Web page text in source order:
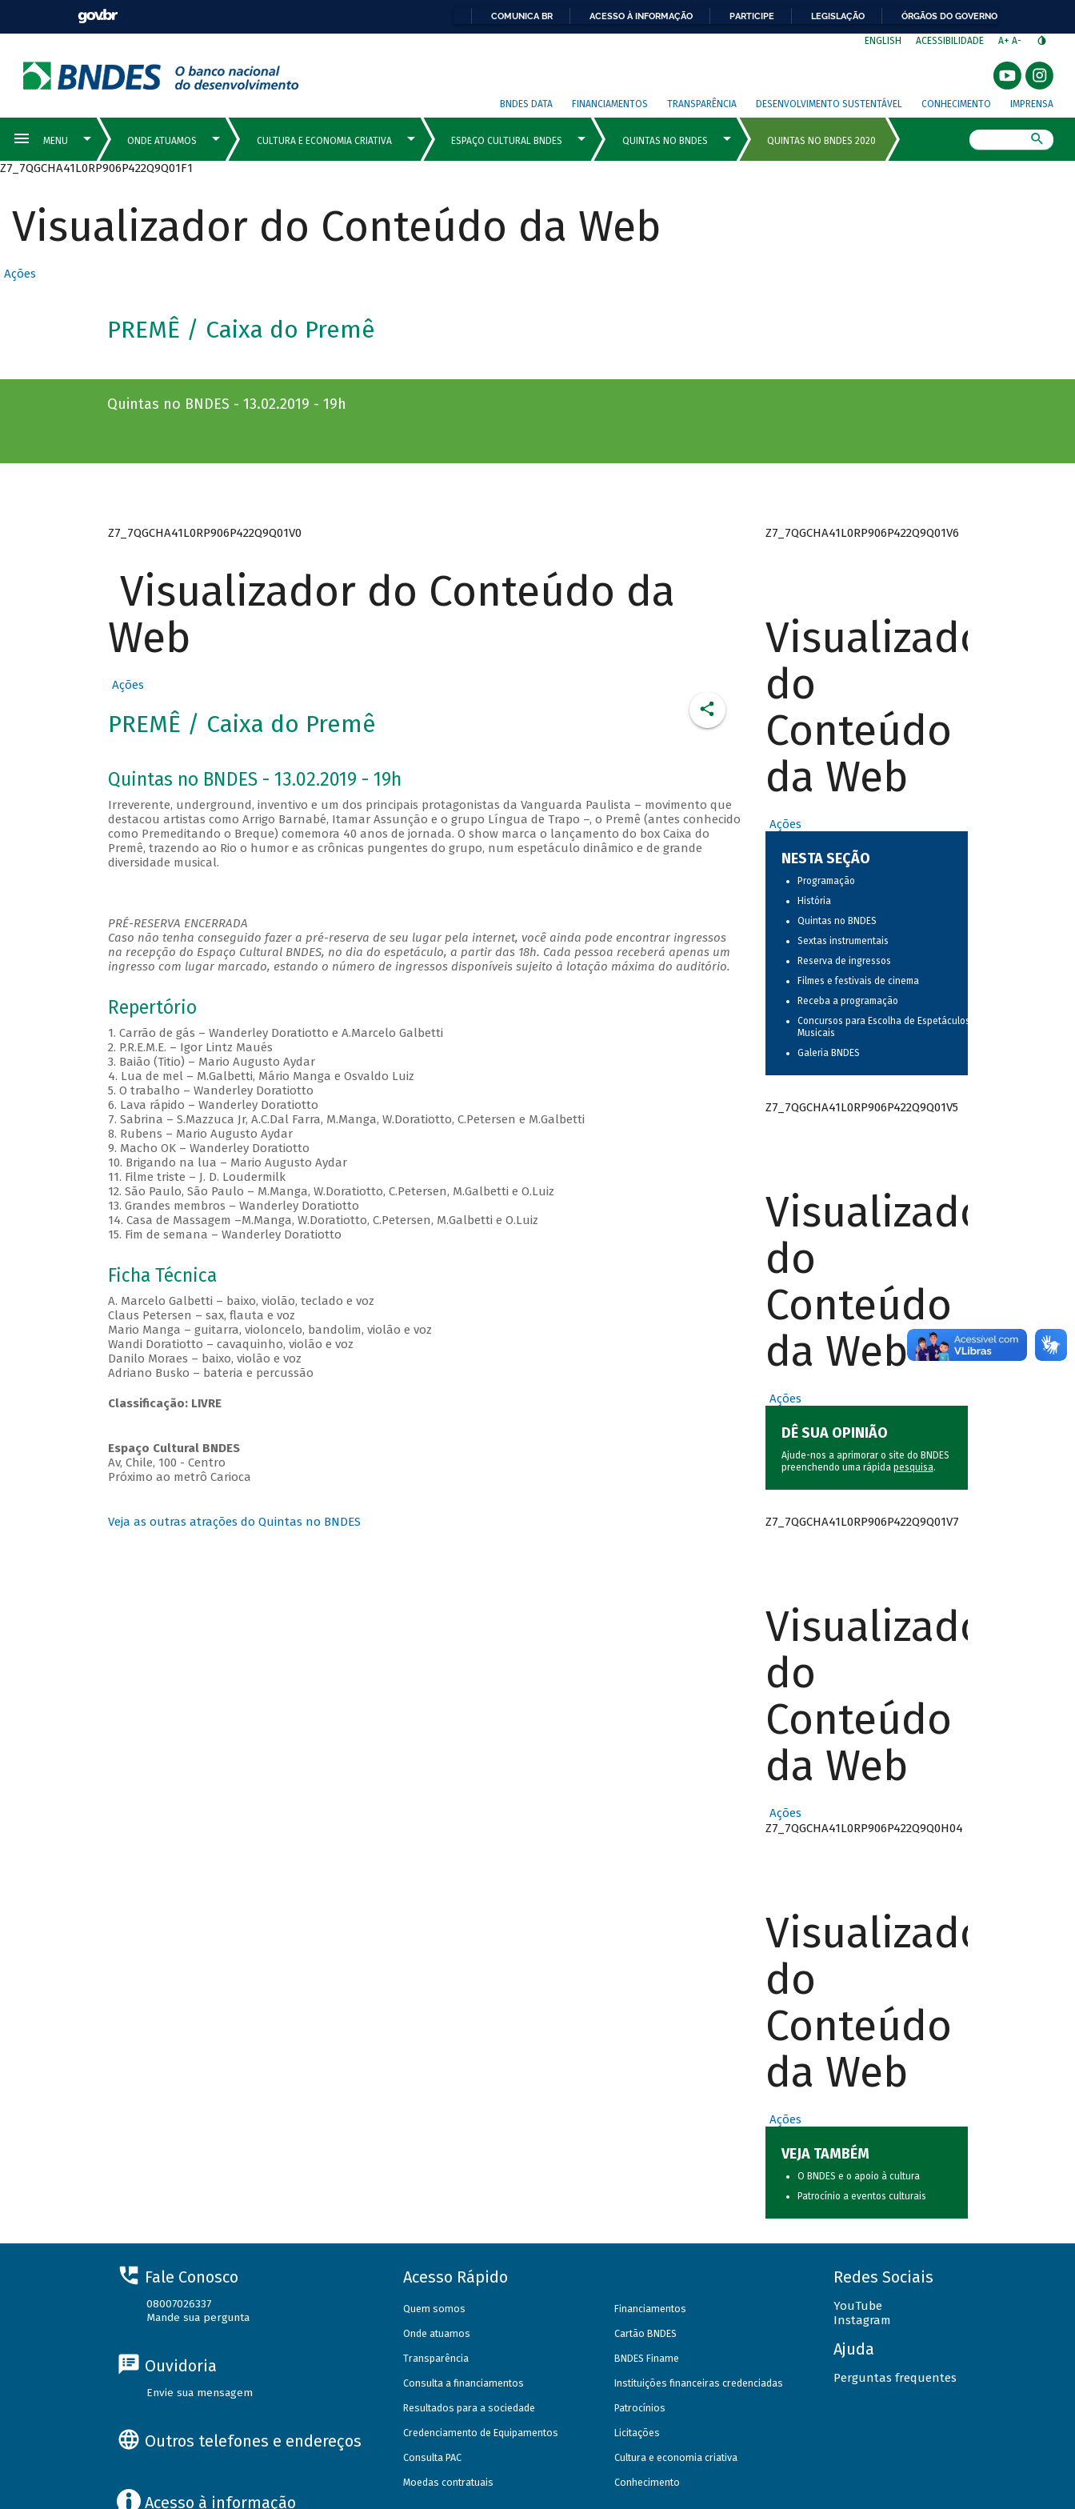
COMUNICA BR ACESSO À INFORMAÇÃO PARTICIPE LEGISLAÇÃO ÓRGÃOS DO GOVERNO
ENGLISH ACESSIBILIDADE A+ A-
BNDES DATA FINANCIAMENTOS TRANSPARÊNCIA DESENVOLVIMENTO SUSTENTÁVEL CONHECIMENTO IMPRENSA
Z7_7QGCHA41L0RP906P422Q9Q01F1
Visualizador do Conteúdo da Web
Ações
PREMÊ / Caixa do Premê
Quintas no BNDES - 13.02.2019 - 19h
Z7_7QGCHA41L0RP906P422Q9Q01V0
Visualizador do Conteúdo da
Web
Ações
PREMÊ / Caixa do Premê
Quintas no BNDES - 13.02.2019 - 19h
Irreverente, underground, inventivo e um dos principais protagonistas da Vanguarda Paulista – movimento que
destacou artistas como Arrigo Barnabé, Itamar Assunção e o grupo Língua de Trapo –, o Premê (antes conhecido
como Premeditando o Breque) comemora 40 anos de jornada. O show marca o lançamento do box Caixa do
Premê, trazendo ao Rio o humor e as crônicas pungentes do grupo, num espetáculo dinâmico e de grande
diversidade musical.
PRÉ-RESERVA ENCERRADA
Caso não tenha conseguido fazer a pré-reserva de seu lugar pela internet, você ainda pode encontrar ingressos
na recepção do Espaço Cultural BNDES, no dia do espetáculo, a partir das 18h. Cada pessoa receberá apenas um
ingresso com lugar marcado, estando o número de ingressos disponíveis sujeito à lotação máxima do auditório.
Repertório
1. Carrão de gás – Wanderley Doratiotto e A.Marcelo Galbetti
2. P.R.E.M.E. – Igor Lintz Maués
3. Baião (Titio) – Mario Augusto Aydar
4. Lua de mel – M.Galbetti, Mário Manga e Osvaldo Luiz
5. O trabalho – Wanderley Doratiotto
6. Lava rápido – Wanderley Doratiotto
7. Sabrina – S.Mazzuca Jr, A.C.Dal Farra, M.Manga, W.Doratiotto, C.Petersen e M.Galbetti
8. Rubens – Mario Augusto Aydar
9. Macho OK – Wanderley Doratiotto
10. Brigando na lua – Mario Augusto Aydar
11. Filme triste – J. D. Loudermilk
12. São Paulo, São Paulo – M.Manga, W.Doratiotto, C.Petersen, M.Galbetti e O.Luiz
13. Grandes membros – Wanderley Doratiotto
14. Casa de Massagem –M.Manga, W.Doratiotto, C.Petersen, M.Galbetti e O.Luiz
15. Fim de semana – Wanderley Doratiotto
Ficha Técnica
A. Marcelo Galbetti – baixo, violão, teclado e voz
Claus Petersen – sax, flauta e voz
Mario Manga – guitarra, violoncelo, bandolim, violão e voz
Wandi Doratiotto – cavaquinho, violão e voz
Danilo Moraes – baixo, violão e voz
Adriano Busko – bateria e percussão
Classificação: LIVRE
Espaço Cultural BNDES
Av, Chile, 100 - Centro
Próximo ao metrô Carioca
Veja as outras atrações do Quintas no BNDES
Z7_7QGCHA41L0RP906P422Q9Q01V6
Visualizador
do
Conteúdo
da Web
Ações
NESTA SEÇÃO
Programação
História
Quintas no BNDES
Sextas instrumentais
Reserva de ingressos
Filmes e festivais de cinema
Receba a programação
Concursos para Escolha de Espetáculos
Musicais
Galeria BNDES
Z7_7QGCHA41L0RP906P422Q9Q01V5
Visualizador
do
Conteúdo
da Web
Ações
DÊ SUA OPINIÃO
Ajude-nos a aprimorar o site do BNDES
preenchendo uma rápida pesquisa.
Z7_7QGCHA41L0RP906P422Q9Q01V7
Visualizador
do
Conteúdo
da Web
Ações
Z7_7QGCHA41L0RP906P422Q9Q0H04
Visualizador
do
Conteúdo
da Web
Ações
VEJA TAMBÉM
O BNDES e o apoio à cultura
Patrocínio a eventos culturais
Fale Conosco
08007026337
Mande sua pergunta
Ouvidoria
Envie sua mensagem
Outros telefones e endereços
Acesso à informação
Acesso Rápido
Quem somos
Onde atuamos
Transparência
Consulta a financiamentos
Resultados para a sociedade
Credenciamento de Equipamentos
Consulta PAC
Moedas contratuais
Financiamentos
Cartão BNDES
BNDES Finame
Instituições financeiras credenciadas
Patrocínios
Licitações
Cultura e economia criativa
Conhecimento
Redes Sociais
YouTube
Instagram
Ajuda
Perguntas frequentes